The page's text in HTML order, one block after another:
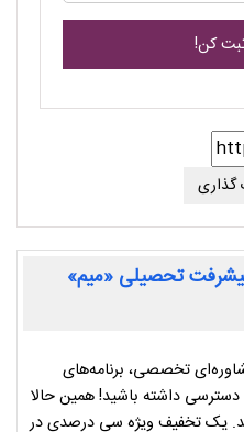
گذاری
تحصیلی «میم»
تخصصی، برنامه‌های
داشته باشید! همین حالا
یک تخفیف ویژه سی درصدی در